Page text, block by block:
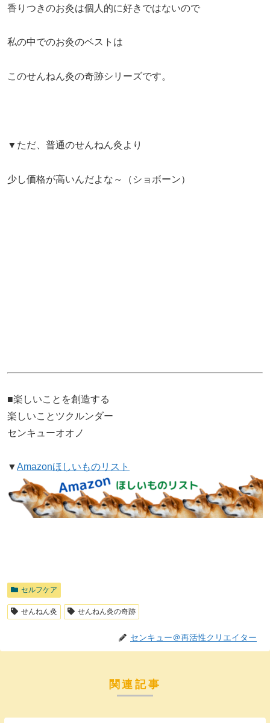
香りつきのお灸は個人的に好きではないので
私の中でのお灸のベストは
このせんねん灸の奇跡シリーズです。
▼ただ、普通のせんねん灸より
少し価格が高いんだよな～（ショボーン）
■楽しいことを創造する
楽しいことツクルンダー
センキューオオノ
▼Amazonほしいものリスト
セルフケア
せんねん灸 せんねん灸の奇跡
センキュー＠再活性クリエイター
関連記事